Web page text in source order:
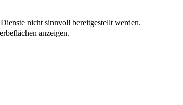
nicht sinnvoll bereitgestellt werden.
anzeigen.